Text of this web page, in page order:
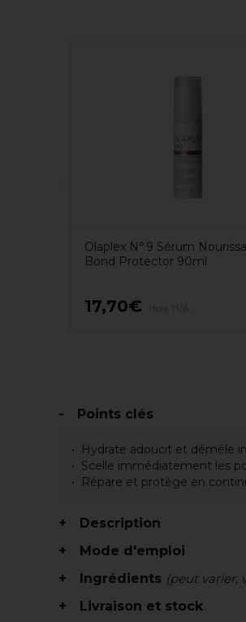
Olaplex N°.9 Sérum
Bond Protector 90ml
17,70€
Points clés
Hydrate adoucit et démêle
Scelle immédiatement les
Répare et protège en
Description
Mode d'emploi
Ingrédients (peut varier,
Livraison et stock